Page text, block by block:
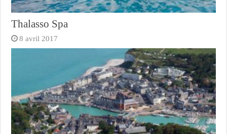
Thalasso Spa
8 avril 2017